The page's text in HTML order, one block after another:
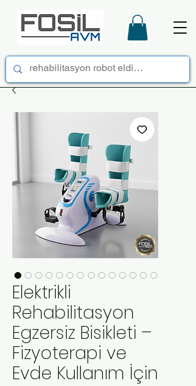
Elektrikli
Rehabilitasyon
Egzersiz Bisikleti –
Fizyoterapi ve
Evde Kullanım İçin